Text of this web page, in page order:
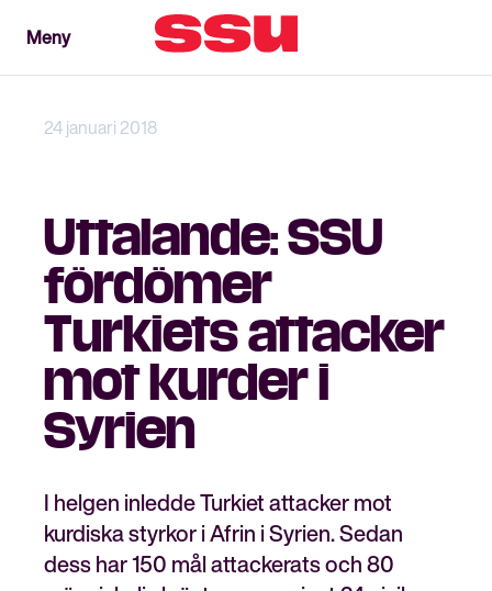
Stäng
MenyMeny
24 januari 2018
Uttalande: SSU
fördömer
Turkiets attacker
mot kurder i
Syrien
I helgen inledde Turkiet attacker mot
kurdiska styrkor i Afrin i Syrien. Sedan
dess har 150 mål attackerats och 80